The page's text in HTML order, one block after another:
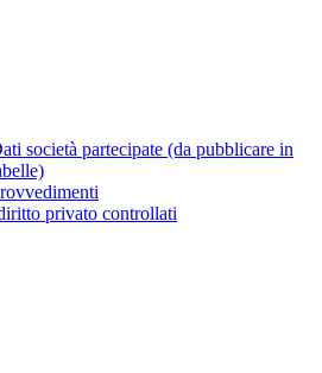
società partecipate (da pubblicare in
privato controllati